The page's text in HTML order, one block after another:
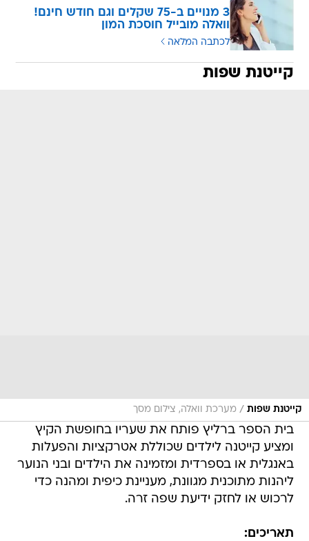
3 מנויים ב-75 שקלים וגם חודש חינם!
וואלה מובייל חוסכת המון
לכתבה המלאה
קייטנת שפות
קייטנת שפות / מערכת וואלה, צילום מסך
בית הספר ברליץ פותח את שעריו בחופשת הקיץ
ומציע קייטנה לילדים שכוללת אטרקציות והפעלות
באנגלית או בספרדית ומזמינה את הילדים ובני הנוער
ליהנות מתוכנית מגוונת, מעניינת כיפית ומהנה כדי
לרכוש או לחזק ידיעת שפה זרה.
תאריכים: